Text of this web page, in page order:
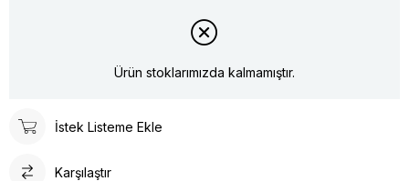
Ürün stoklarımızda kalmamıştır.
İstek Listeme Ekle
Karşılaştır